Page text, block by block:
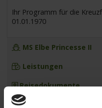
Ihr Programm für die
01.01.1970
MS Elbe Princesse II
Leistungen
Reisedokumente